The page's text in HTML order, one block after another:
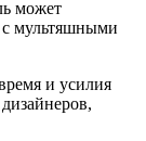
может
с мультяшными
и усилия